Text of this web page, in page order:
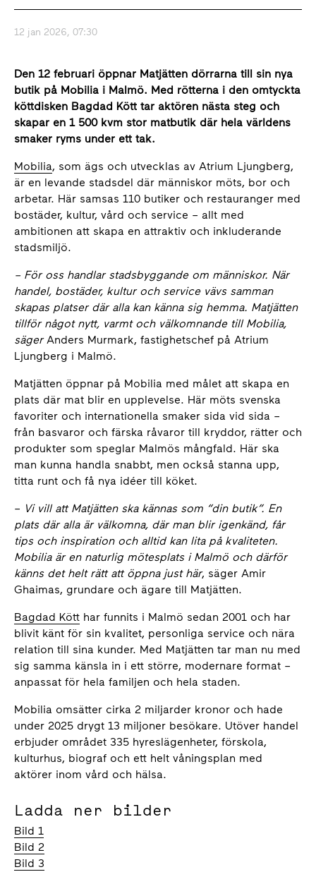
12 jan 2026, 07:30
Den 12 februari öppnar Matjätten dörrarna till sin nya
butik på Mobilia i Malmö. Med rötterna i den omtyckta
köttdisken Bagdad Kött tar aktören nästa steg och
skapar en 1 500 kvm stor matbutik där hela världens
smaker ryms under ett tak.
Mobilia, som ägs och utvecklas av Atrium Ljungberg,
är en levande stadsdel där människor möts, bor och
arbetar. Här samsas 110 butiker och restauranger med
bostäder, kultur, vård och service – allt med
ambitionen att skapa en attraktiv och inkluderande
stadsmiljö.
– För oss handlar stadsbyggande om människor. När
handel, bostäder, kultur och service vävs samman
skapas platser där alla kan känna sig hemma. Matjätten
tillför något nytt, varmt och välkomnande till Mobilia,
sägerAnders Murmark, fastighetschef på Atrium
Ljungberg i Malmö.
Matjätten öppnar på Mobilia med målet att skapa en
plats där mat blir en upplevelse. Här möts svenska
favoriter och internationella smaker sida vid sida –
från basvaror och färska råvaror till kryddor, rätter och
produkter som speglar Malmös mångfald. Här ska
man kunna handla snabbt, men också stanna upp,
titta runt och få nya idéer till köket.
– Vi vill att Matjätten ska kännas som “din butik”. En
plats där alla är välkomna, där man blir igenkänd, får
tips och inspiration och alltid kan lita på kvaliteten.
Mobilia är en naturlig mötesplats i Malmö och därför
känns det helt rätt att öppna just här, säger Amir
Ghaimas, grundare och ägare till Matjätten.
Bagdad Kött har funnits i Malmö sedan 2001 och har
blivit känt för sin kvalitet, personliga service och nära
relation till sina kunder. Med Matjätten tar man nu med
sig samma känsla in i ett större, modernare format –
anpassat för hela familjen och hela staden.
Mobilia omsätter cirka 2 miljarder kronor och hade
under 2025 drygt 13 miljoner besökare. Utöver handel
erbjuder området 335 hyreslägenheter, förskola,
kulturhus, biograf och ett helt våningsplan med
aktörer inom vård och hälsa.
Ladda ner bilder
Bild 1
Bild 2
Bild 3